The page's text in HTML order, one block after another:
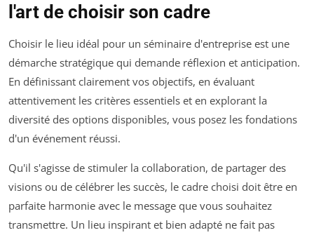
l'art de choisir son cadre
Choisir le lieu idéal pour un séminaire d'entreprise est une
démarche stratégique qui demande réflexion et anticipation.
En définissant clairement vos objectifs, en évaluant
attentivement les critères essentiels et en explorant la
diversité des options disponibles, vous posez les fondations
d'un événement réussi.
Qu'il s'agisse de stimuler la collaboration, de partager des
visions ou de célébrer les succès, le cadre choisi doit être en
parfaite harmonie avec le message que vous souhaitez
transmettre. Un lieu inspirant et bien adapté ne fait pas